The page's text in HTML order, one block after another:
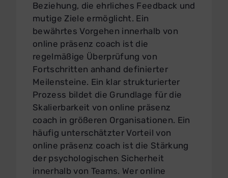
Beziehung, die ehrliches Feedback und
mutige Ziele ermöglicht. Ein
bewährtes Vorgehen innerhalb von
online präsenz coach ist die
regelmäßige Überprüfung von
Fortschritten anhand definierter
Meilensteine. Ein klar strukturierter
Prozess bildet die Grundlage für die
Skalierbarkeit von online präsenz
coach in größeren Organisationen. Ein
häufig unterschätzter Vorteil von
online präsenz coach ist die Stärkung
der psychologischen Sicherheit
innerhalb von Teams. Wer online